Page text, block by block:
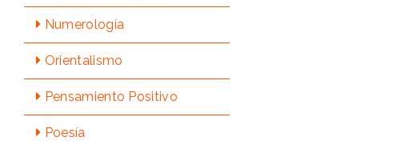
Numerologí­a
Orientalismo
Pensamiento Positivo
Poesía